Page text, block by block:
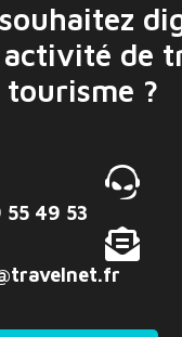
de
tourisme ?
55 49 53